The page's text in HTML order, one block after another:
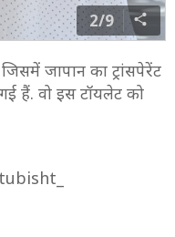
2/9
जापान का ट्रांसपेरेंट
हैं. वो इस टॉयलेट को